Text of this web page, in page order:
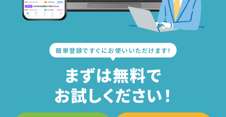
簡単登録ですぐにお使いいただけます!
まずは無料で
お試しください！